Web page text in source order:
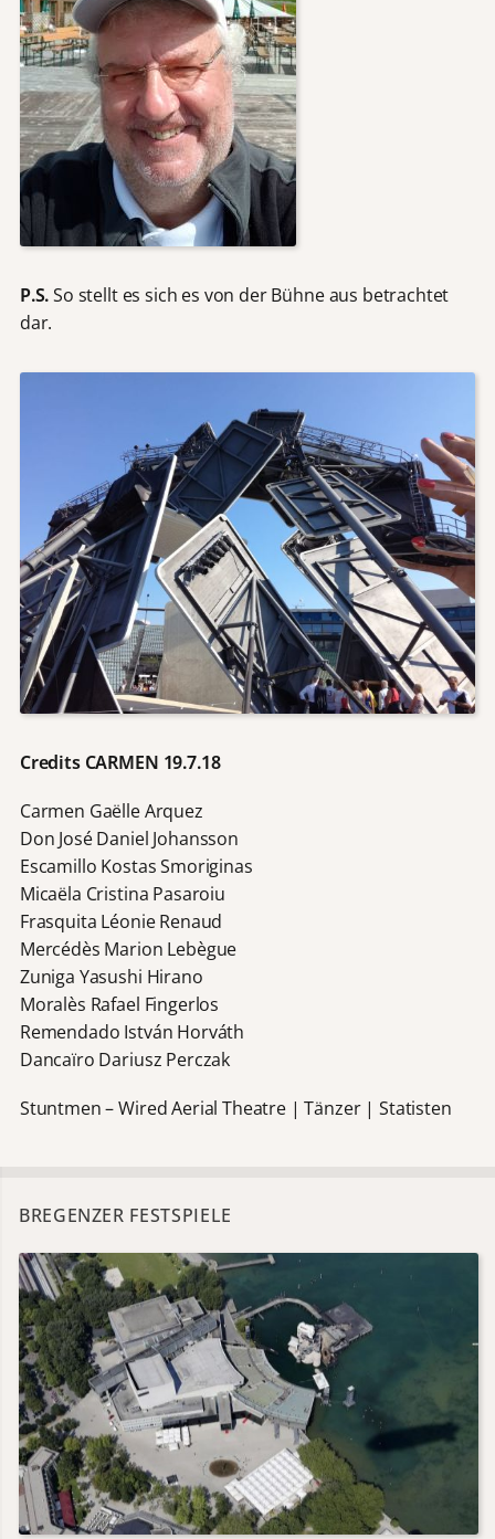
P.S.So stellt es sich es von der Bühne aus betrachtet
dar.
Credits CARMEN 19.7.18
Carmen Gaëlle Arquez
Don José Daniel Johansson
Escamillo Kostas Smoriginas
Micaëla Cristina Pasaroiu
Frasquita Léonie Renaud
Mercédès Marion Lebègue
Zuniga Yasushi Hirano
Moralès Rafael Fingerlos
Remendado István Horváth
Dancaïro Dariusz Perczak
Stuntmen – Wired Aerial Theatre | Tänzer | Statisten
BREGENZER FESTSPIELE